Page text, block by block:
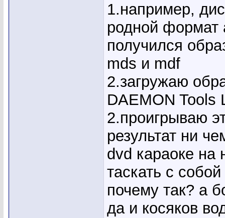
1.например,
родной формат
получился
mds и mdf
2.загружаю
DAEMON Tools
2.проигрываю
результат ни
dvd караоке на
таскать с
почему так? а
да и косяков